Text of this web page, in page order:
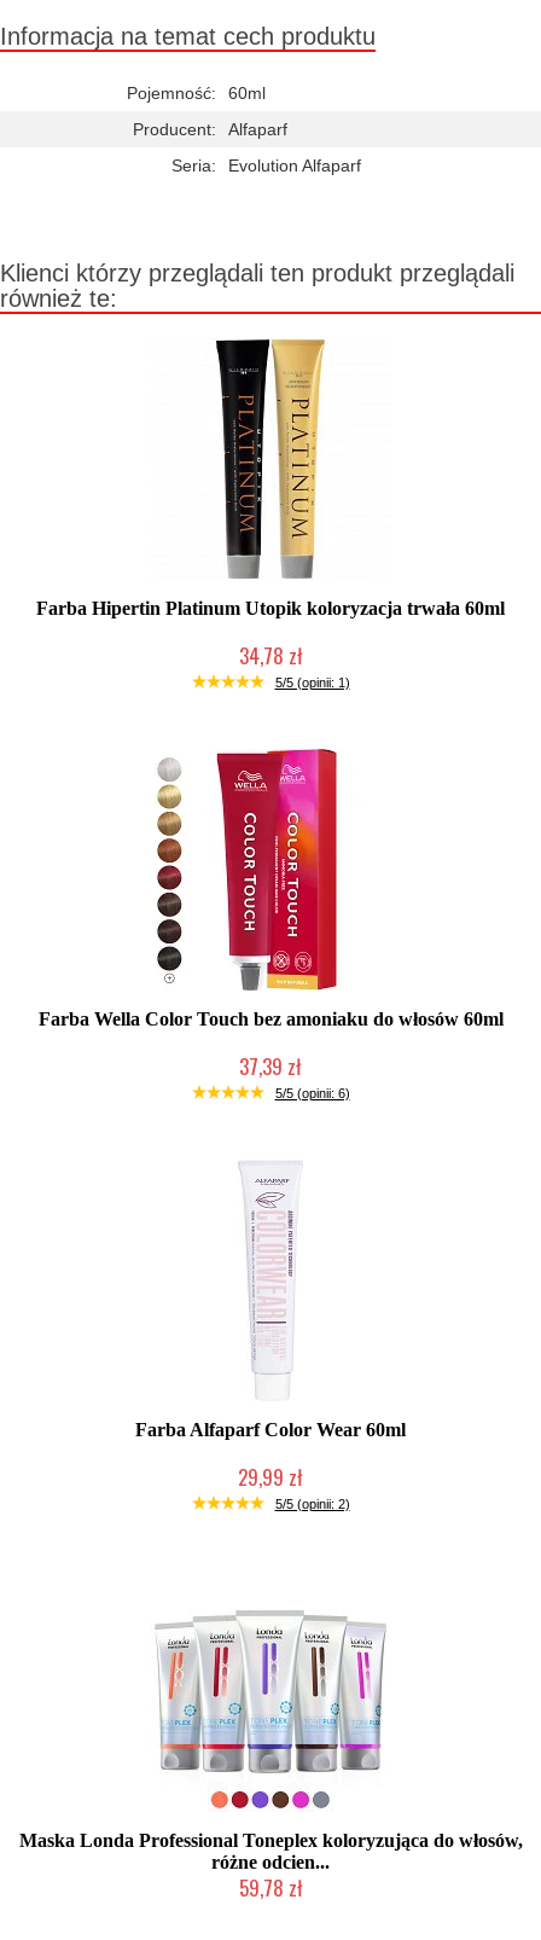
Informacja na temat cech produktu
Pojemność:
60ml
Producent:
Alfaparf
Seria:
Evolution Alfaparf
Klienci którzy przeglądali ten produkt przeglądali
również te:
Farba Hipertin Platinum Utopik koloryzacja trwała 60ml
34,78 zł
Duża ilość (wysyłka w 24h)
5/5 (opinii: 1)
Farba Wella Color Touch bez amoniaku do włosów 60ml
37,39 zł
Duża ilość (wysyłka w 24h)
5/5 (opinii: 6)
Farba Alfaparf Color Wear 60ml
29,99 zł
Duża ilość (wysyłka w 24h)
5/5 (opinii: 2)
Maska Londa Professional Toneplex koloryzująca do włosów,
różne odcien...
59,78 zł